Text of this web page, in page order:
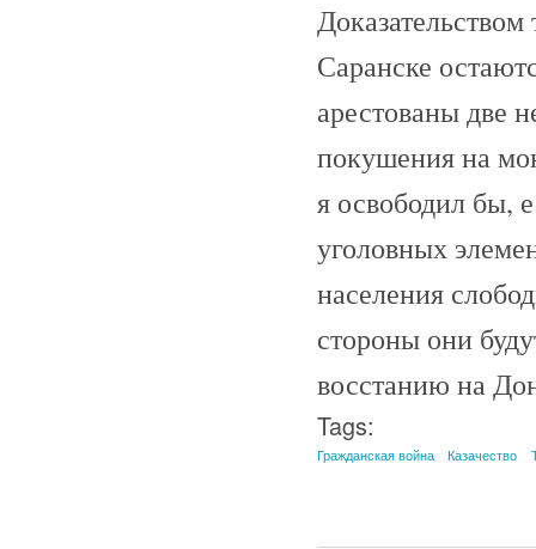
Саранске
арестованы две
покушения на
я освободил бы,
уголовных
населения
стороны они
восстанию на
Tags:
Гражданская война Казачество